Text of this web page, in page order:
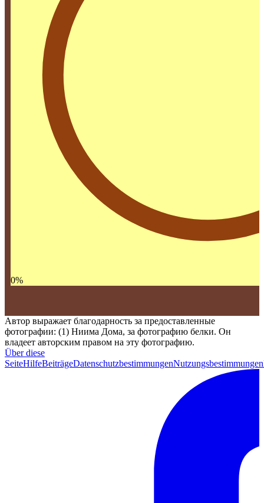
0%
Автор выражает благодарность за предоставленные
фотографии: (1) Ниима Дома, за фотографию белки. Он
владеет авторским правом на эту фотографию.
Über diese
SeiteHilfeBeiträgeDatenschutzbestimmungenNutzungsbestimmungen